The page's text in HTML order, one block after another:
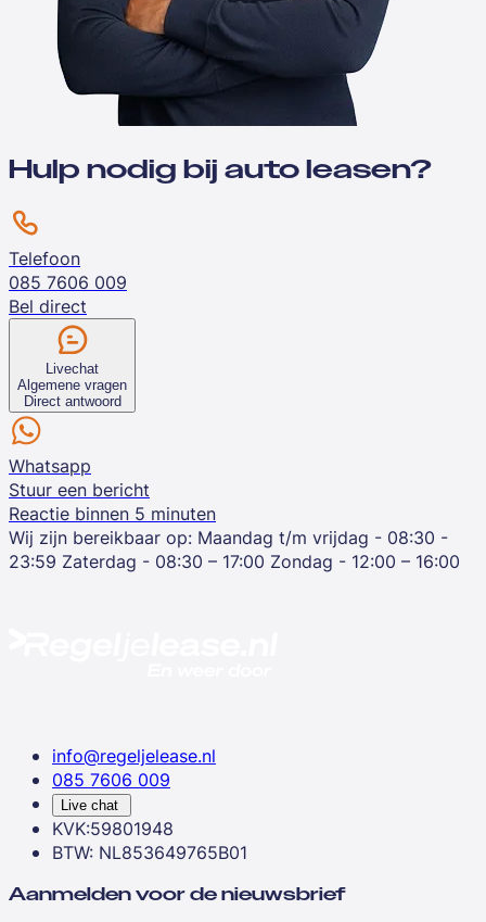
Hulp nodig bij auto leasen?
Telefoon
085 7606 009
Bel direct
Livechat
Algemene vragen
Direct antwoord
Whatsapp
Stuur een bericht
Reactie binnen 5 minuten
Wij zijn bereikbaar op: Maandag t/m vrijdag - 08:30 -
23:59 Zaterdag - 08:30 – 17:00 Zondag - 12:00 – 16:00
info@regeljelease.nl
085 7606 009
Live chat
KVK:59801948
BTW: NL853649765B01
Aanmelden voor de nieuwsbrief